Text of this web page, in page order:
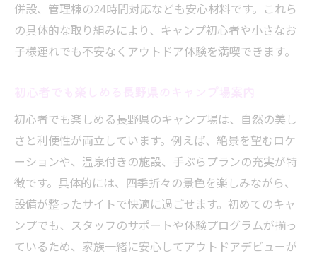
併設、管理棟の24時間対応なども安心材料です。これら
の具体的な取り組みにより、キャンプ初心者や小さなお
子様連れでも不安なくアウトドア体験を満喫できます。
初心者でも楽しめる長野県のキャンプ場は、自然の美し
さと利便性が両立しています。例えば、絶景を望むロケ
ーションや、温泉付きの施設、手ぶらプランの充実が特
徴です。具体的には、四季折々の景色を楽しみながら、
設備が整ったサイトで快適に過ごせます。初めてのキャ
ンプでも、スタッフのサポートや体験プログラムが揃っ
ているため、家族一緒に安心してアウトドアデビューが